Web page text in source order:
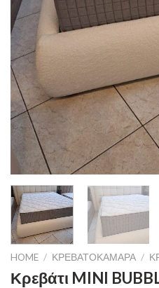
HOME / ΚΡΕΒΑΤΟΚΆΜΑΡΑ /
Κρεβάτι MINI